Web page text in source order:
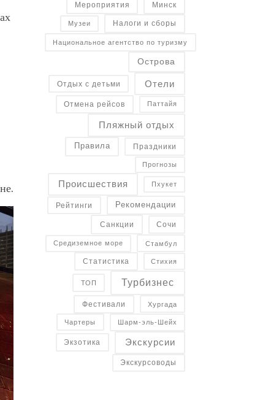
Мероприятия Минск
Музеи Налоги и сборы
Национальное агентство по туризму
Острова
Отдых с детьми Отели
Отмена рейсов Паттайя
Пляжный отдых
Правила Праздники
Прогнозы
Происшествия Пхукет
Рейтинги Рекомендации
Санкции Сочи
Средиземное море Стамбул
Статистика Стихия
ТОП Турбизнес
Фестивали Хургада
Чартеры Шарм-эль-Шейх
Экзотика Экскурсии
Экскурсоводы